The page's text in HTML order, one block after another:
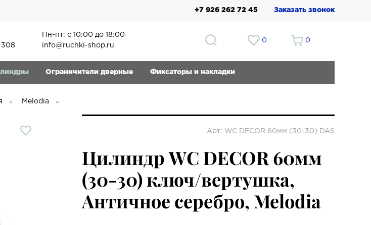
+7 926 262 72 45 Заказать звонок
308
Пн-пт: с 10:00 до 18:00
info@ruchki-shop.ru
0 0
Ограничители дверные Фиксаторы и накладки
Melodia
Арт: WC DECOR 60мм (30-30) DAS
Цилиндр WC DECOR 60мм
(30-30) ключ/вертушка,
Античное серебро, Melodia